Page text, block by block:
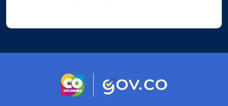
Logo marca Colombia